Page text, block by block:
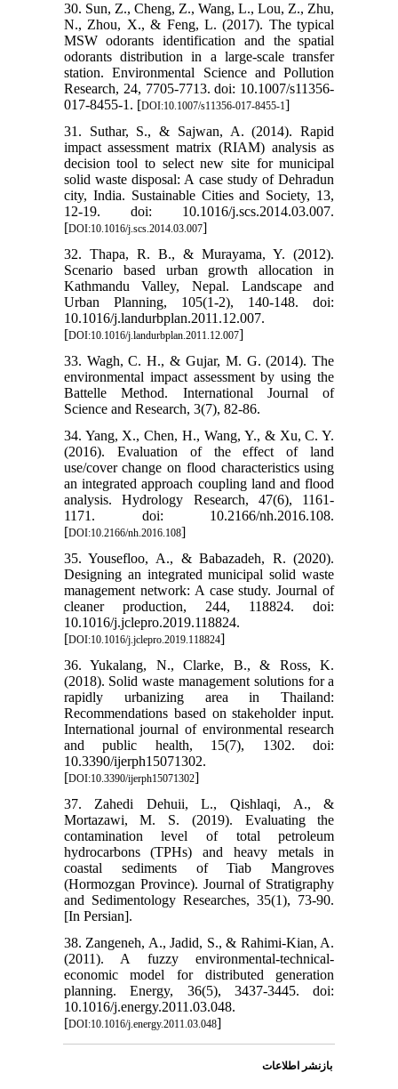
30. Sun, Z., Cheng, Z., Wang, L., Lou, Z., Zhu,
N., Zhou, X., & Feng, L. (2017). The typical
MSW odorants identification and the spatial
odorants distribution in a large-scale transfer
station. Environmental Science and Pollution
Research, 24, 7705-7713. doi: 10.1007/s11356-
017-8455-1. [DOI:10.1007/s11356-017-8455-1]
31. Suthar, S., & Sajwan, A. (2014). Rapid
impact assessment matrix (RIAM) analysis as
decision tool to select new site for municipal
solid waste disposal: A case study of Dehradun
city, India. Sustainable Cities and Society, 13,
12-19. doi: 10.1016/j.scs.2014.03.007.
[DOI:10.1016/j.scs.2014.03.007]
32. Thapa, R. B., & Murayama, Y. (2012).
Scenario based urban growth allocation in
Kathmandu Valley, Nepal. Landscape and
Urban Planning, 105(1-2), 140-148. doi:
10.1016/j.landurbplan.2011.12.007.
[DOI:10.1016/j.landurbplan.2011.12.007]
33. Wagh, C. H., & Gujar, M. G. (2014). The
environmental impact assessment by using the
Battelle Method. International Journal of
Science and Research, 3(7), 82-86.
34. Yang, X., Chen, H., Wang, Y., & Xu, C. Y.
(2016). Evaluation of the effect of land
use/cover change on flood characteristics using
an integrated approach coupling land and flood
analysis. Hydrology Research, 47(6), 1161-
1171. doi: 10.2166/nh.2016.108.
[DOI:10.2166/nh.2016.108]
35. Yousefloo, A., & Babazadeh, R. (2020).
Designing an integrated municipal solid waste
management network: A case study. Journal of
cleaner production, 244, 118824. doi:
10.1016/j.jclepro.2019.118824.
[DOI:10.1016/j.jclepro.2019.118824]
36. Yukalang, N., Clarke, B., & Ross, K.
(2018). Solid waste management solutions for a
rapidly urbanizing area in Thailand:
Recommendations based on stakeholder input.
International journal of environmental research
and public health, 15(7), 1302. doi:
10.3390/ijerph15071302.
[DOI:10.3390/ijerph15071302]
37. Zahedi Dehuii, L., Qishlaqi, A., &
Mortazawi, M. S. (2019). Evaluating the
contamination level of total petroleum
hydrocarbons (TPHs) and heavy metals in
coastal sediments of Tiab Mangroves
(Hormozgan Province). Journal of Stratigraphy
and Sedimentology Researches, 35(1), 73-90.
[In Persian].
38. Zangeneh, A., Jadid, S., & Rahimi-Kian, A.
(2011). A fuzzy environmental-technical-
economic model for distributed generation
planning. Energy, 36(5), 3437-3445. doi:
10.1016/j.energy.2011.03.048.
[DOI:10.1016/j.energy.2011.03.048]
بازنشر اطلاعات